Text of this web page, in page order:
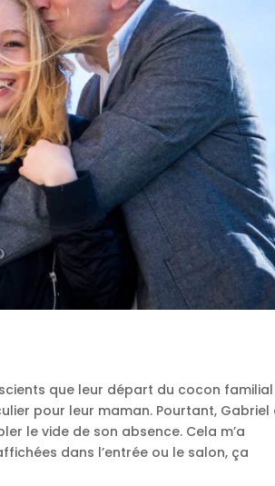
que leur départ du cocon familial
pour leur maman. Pourtant, Gabriel
le vide de son absence. Cela m’a
dans l’entrée ou le salon, ça